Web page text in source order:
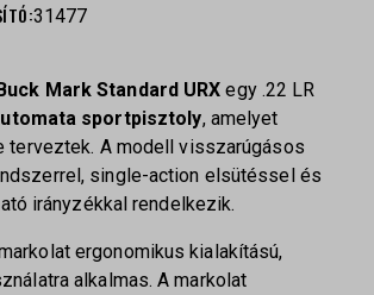
31477
Mark Standard URX egy .22 LR
sportpisztoly, amelyet
terveztek. A modell visszarúgásos
single-action elsütéssel és
irányzékkal rendelkezik.
ergonomikus kialakítású,
alkalmas. A markolat